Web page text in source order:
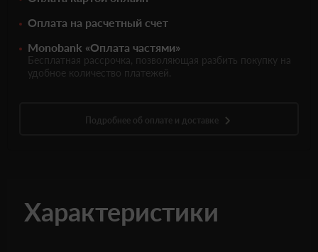
Оплата на расчетный счет
Monobank «Оплата частями»
Бесплатная рассрочка, позволяющая разбить покупку на
удобное количество платежей.
Подробнее об оплате и доставке
Характеристики